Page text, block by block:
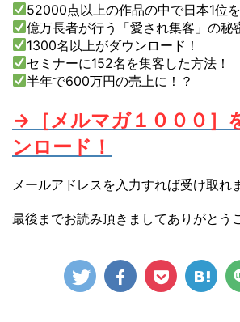
52000点以上の作品の中で日本1位を
億万長者が行う「愛され集客」の秘
1300名以上がダウンロード！
セミナーに152名を集客した方法！
半年で600万円の売上に！？
→［メルマガ１０００］
ンロード！
メールアドレスを入力すれば受け取れ
最後までお読み頂きましてありがとう